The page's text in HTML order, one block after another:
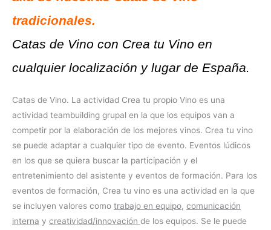
tradicionales.
Catas de Vino con Crea tu Vino en
cualquier localización y lugar de España.
Catas de Vino. La actividad Crea tu propio Vino es una
actividad teambuilding grupal en la que los equipos van a
competir por la elaboración de los mejores vinos. Crea tu vino
se puede adaptar a cualquier tipo de evento. Eventos lúdicos
en los que se quiera buscar la participación y el
entretenimiento del asistente y eventos de formación. Para los
eventos de formación, Crea tu vino es una actividad en la que
se incluyen valores como trabajo en equipo, comunicación
interna y creatividad/innovación de los equipos. Se le puede